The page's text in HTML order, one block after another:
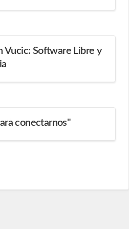
Vucic: Software Libre y
conectarnos"